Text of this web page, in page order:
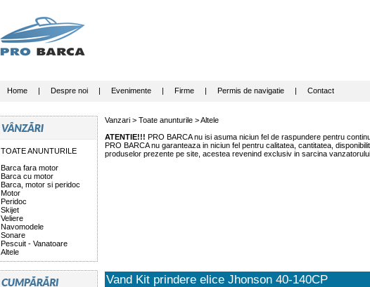
Home| Despre noi| Evenimente| Firme| Permis de navigatie| Contact
TOATE ANUNTURILE
Barca fara motor
Barca cu motor
Barca, motor si peridoc
Motor
Peridoc
Skijet
Veliere
Navomodele
Sonare
Pescuit - Vanatoare
Altele
Vanzari > Toate anunturile>Altele
ATENTIE!!! PRO BARCA nu isi asuma niciun fel de raspundere pentru
PRO BARCA nu garanteaza in niciun fel pentru calitatea, cantitatea,
produselor prezente pe site, acestea revenind exclusiv in sarcina vanzatorului.
Vand Kit prindere elice Jhonson 40-140CP